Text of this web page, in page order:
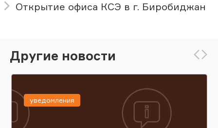
Открытие офиса КСЭ в г. Биробиджан
Другие новости
уведомления